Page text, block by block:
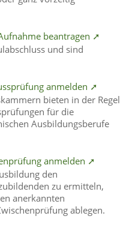
beantragen ➚
und sind
anmelden ➚
bieten in der Regel
für die
Ausbildungsberufe
anmelden ➚
den
zu ermitteln,
anerkannten
ablegen.